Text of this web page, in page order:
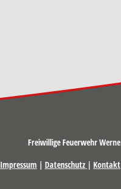
Freiwillige Feuerwehr Werne
Impressum | Datenschutz | Kontakt